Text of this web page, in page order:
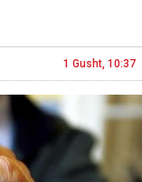
1 Gusht, 10:37